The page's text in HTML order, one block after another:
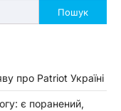
Пошук
про Patriot Україні
є поранений,